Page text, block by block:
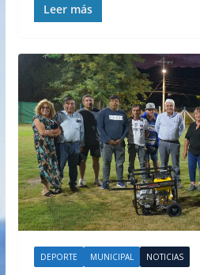
Leer más
DEPORTE MUNICIPAL NOTICIAS